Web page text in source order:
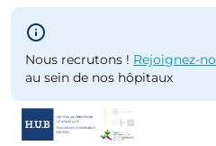
Skip to main content
Nous recrutons ! Rejoignez-
au sein de nos hôpitaux